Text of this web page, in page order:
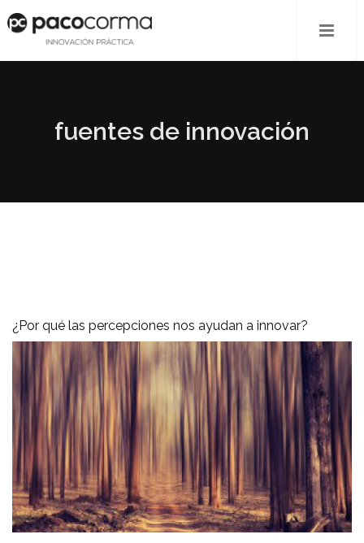
fuentes de innovación
¿Por qué las percepciones nos ayudan a innovar?